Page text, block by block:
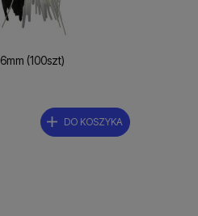
(100szt)
DO KOSZYKA